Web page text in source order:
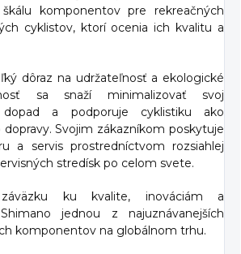
komponentov pre rekreačných
cyklistov, ktorí ocenia ich kvalitu a
dôraz na udržateľnosť a ekologické
sa snaží minimalizovať svoj
dopad a podporuje cyklistiku ako
Svojim zákazníkom poskytuje
a servis prostredníctvom rozsiahlej
stredísk po celom svete.
ku kvalite, inováciám a
jednou z najuznávanejších
komponentov na globálnom trhu.